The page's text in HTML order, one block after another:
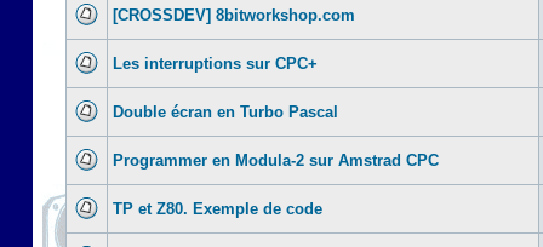
[CROSSDEV] 8bitworkshop.com
Les interruptions sur CPC+
Double écran en Turbo Pascal
Programmer en Modula-2 sur Amstrad CPC
TP et Z80. Exemple de code